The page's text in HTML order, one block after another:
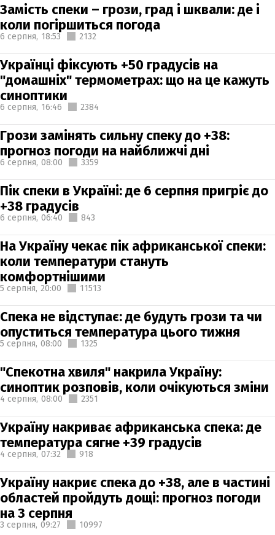
Замість спеки – грози, град і шквали: де і
коли погіршиться погода
6 серпня, 18:53 2132
Українці фіксують +50 градусів на
"домашніх" термометрах: що на це кажуть
синоптики
6 серпня, 16:46 2384
Грози замінять сильну спеку до +38:
прогноз погоди на найближчі дні
6 серпня, 08:00 3359
Пік спеки в Україні: де 6 серпня пригріє до
+38 градусів
6 серпня, 06:40 843
На Україну чекає пік африканської спеки:
коли температури стануть
комфортнішими
5 серпня, 20:00 11513
Спека не відступає: де будуть грози та чи
опуститься температура цього тижня
5 серпня, 08:00 1325
"Спекотна хвиля" накрила Україну:
синоптик розповів, коли очікуються зміни
4 серпня, 08:00 2351
Україну накриває африканська спека: де
температура сягне +39 градусів
4 серпня, 07:32 918
Україну накриє спека до +38, але в частині
областей пройдуть дощі: прогноз погоди
на 3 серпня
3 серпня, 09:27 10997